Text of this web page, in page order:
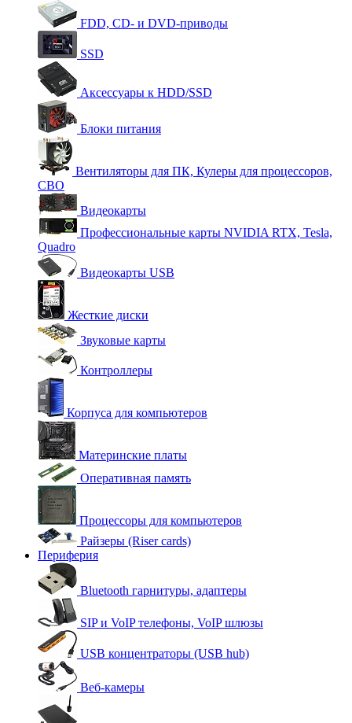
FDD, CD- и DVD-приводы
SSD
Аксессуары к HDD/SSD
Блоки питания
Вентиляторы для ПК, Кулеры для процессоров,
СВО
Видеокарты
Профессиональные карты NVIDIA RTX, Tesla,
Quadro
Видеокарты USB
Жесткие диски
Звуковые карты
Контроллеры
Корпуса для компьютеров
Материнские платы
Оперативная память
Процессоры для компьютеров
Райзеры (Riser cards)
Периферия
Bluetooth гарнитуры, адаптеры
SIP и VoIP телефоны, VoIP шлюзы
USB концентраторы (USB hub)
Веб-камеры